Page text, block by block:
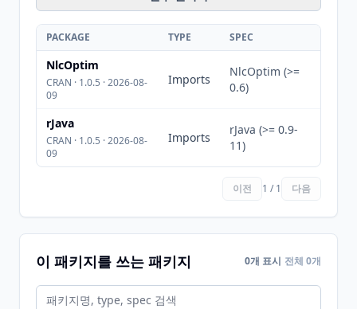
PACKAGE TYPE SPEC
NlcOptim
CRAN · 1.0.5 · 2026-08-
09
Imports
NlcOptim (>=
0.6)
rJava
CRAN · 1.0.5 · 2026-08-
09
Imports
rJava (>= 0.9-
11)
이전 1 / 1 다음
이 패키지를 쓰는 패키지 0개 표시 전체 0개